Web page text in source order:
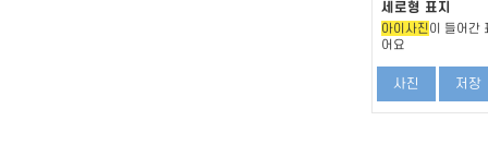
세로형 표지
아이사진 이 들어간
어요
사진 저장